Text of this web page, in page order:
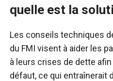
quelle est la
Les conseils techniques
du FMI visent à aider les
à leurs crises de dette afin
défaut, ce qui entraînerait